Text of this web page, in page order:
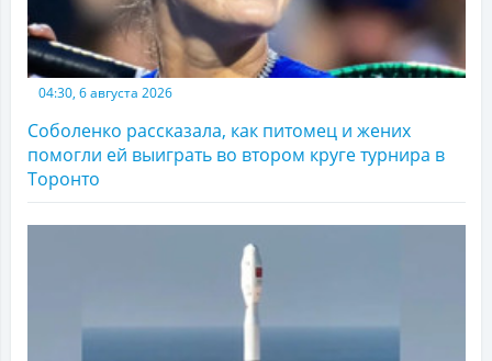
04:30, 6 августа 2026
Соболенко рассказала, как питомец и жених
помогли ей выиграть во втором круге турнира в
Торонто